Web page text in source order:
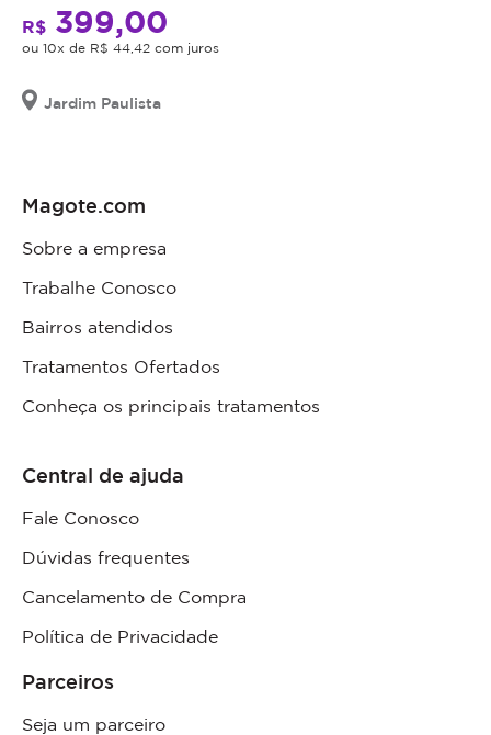
R$ 399,00
ou 10x de R$ 44,42 com juros
Jardim Paulista
Magote.com
Sobre a empresa
Trabalhe Conosco
Bairros atendidos
Tratamentos Ofertados
Conheça os principais tratamentos
Central de ajuda
Fale Conosco
Dúvidas frequentes
Cancelamento de Compra
Política de Privacidade
Parceiros
Seja um parceiro